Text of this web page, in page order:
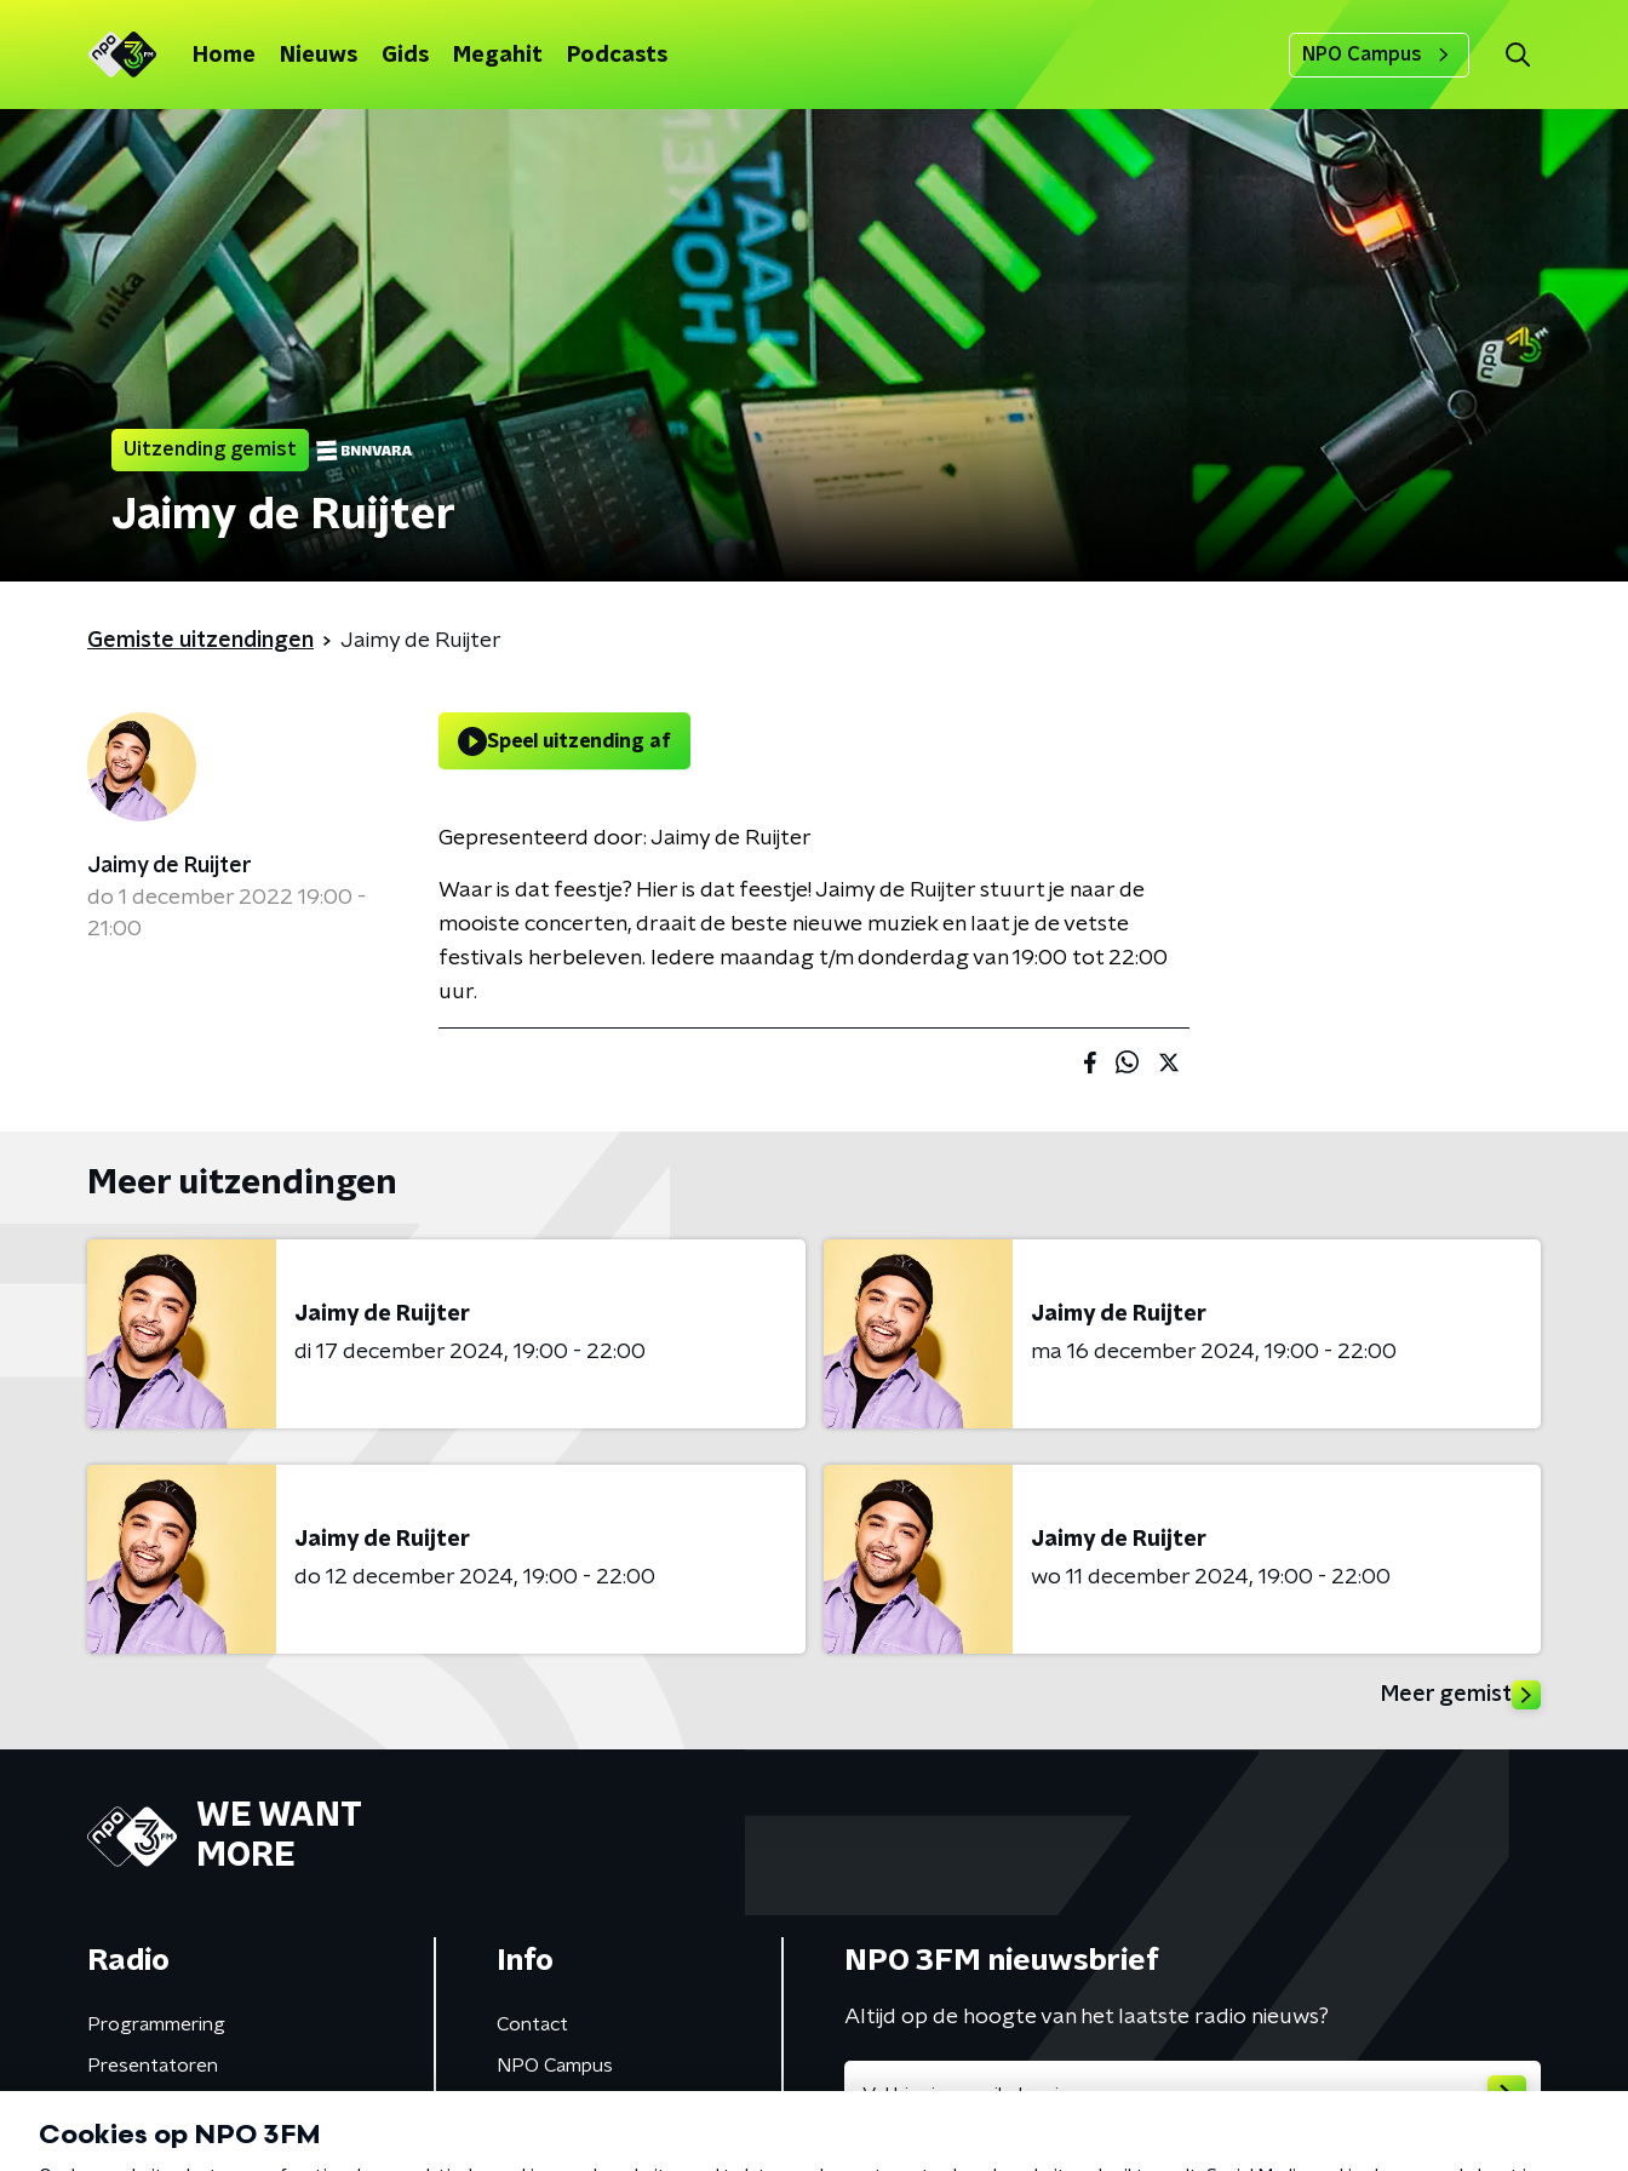
Home Nieuws Gids Megahit Podcasts NPO Campus
Uitzending gemist
Jaimy de Ruijter
Gemiste uitzendingen Jaimy de Ruijter
Jaimy de Ruijter
do 1 december 2022 19:00 -
21:00
Speel uitzending af
Gepresenteerd door: Jaimy de Ruijter
Waar is dat feestje? Hier is dat feestje! Jaimy de Ruijter stuurt je naar de
mooiste concerten, draait de beste nieuwe muziek en laat je de vetste
festivals herbeleven. Iedere maandag t/m donderdag van 19:00 tot 22:00
uur.
Meer uitzendingen
Jaimy de Ruijter
di 17 december 2024 19:00 - 22:00
Jaimy de Ruijter
ma 16 december 2024 19:00 - 22:00
Jaimy de Ruijter
do 12 december 2024 19:00 - 22:00
Jaimy de Ruijter
wo 11 december 2024 19:00 - 22:00
Meer gemist
WE WANT
MORE
Radio
Programmering
Presentatoren
Gemist
Info
Contact
NPO Campus
NPO 3FM nieuwsbrief
Altijd op de hoogte van het laatste radio nieuws?